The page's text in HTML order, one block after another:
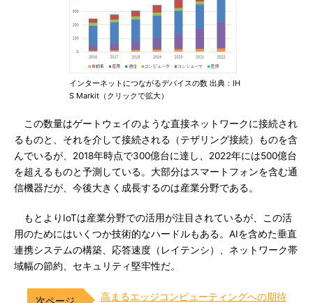
インターネットにつながるデバイスの数 出典：IH
S Markit（クリックで拡大）
この数量はゲートウェイのような直接ネットワークに接続され
るものと、それを介して接続される（テザリング接続）ものを含
んでいるが、2018年時点で300億台に達し、2022年には500億台
を超えるものと予測している。大部分はスマートフォンを含む通
信機器だが、今後大きく成長するのは産業分野である。
もとよりIoTは産業分野での活用が注目されているが、この活
用のためにはいくつか技術的なハードルもある。AIを含めた垂直
連携システムの構築、応答速度（レイテンシ）、ネットワーク帯
域幅の節約、セキュリティ堅牢性だ。
高まるエッジコンピューティングへの期待